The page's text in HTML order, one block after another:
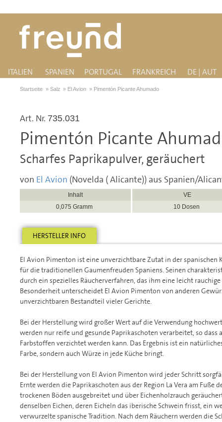
ITALIEN SPANIEN PORTUGAL FRANKREICH DE | AUT
Startseite » Salz » El Avion » Pimentón Picante Ahumado
Art. Nr. 735.031
Pimentón Picante
Scharfes Paprikapulver, geräuchert
von El Avion (Novelda ( Alicante)) aus Spanien/
Inhalt
VE
0,075 Gramm
10 Dosen
HERSTELLER INFO
El Avion Pimenton ist eine unverzichtbare Zutat in der spanischen
für die traditionellen Gaumenfreuden Spaniens. Seinen
durch ein spezielles Räucherverfahren, das ihm eine leicht
Besonderheit unterscheidet El Avion Pimenton von anderen
unverzichtbaren Bestandteil vieler Gerichte.
Bei der Herstellung wird großer Wert auf die Verwendung
werden nur reife und gesunde Paprikaschoten verarbeitet, so dass
Farbstoffen verzichtet werden kann. Das Ergebnis ist ein
Farbe, sondern auch Würze in jede Küche bringt.
Bei der Herstellung von El Avion Pimenton wird jeder Schritt
Ernte werden die Paprikaschoten aus der Region La Vera am Fuße
trockenen Böden ausgebreitet und über Eichenholzrauch
denselben Eichen, deren Eicheln das iberische Schwein frisst, ein
verwurzelte spanische Tradition. Nach dem Räuchern werden die